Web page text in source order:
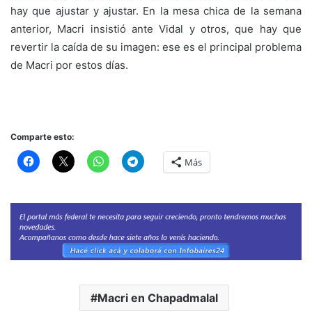
hay que ajustar y ajustar. En la mesa chica de la semana
anterior, Macri insistió ante Vidal y otros, que hay que
revertir la caída de su imagen: ese es el principal problema
de Macri por estos días.
Comparte esto:
Más
Macri en Chapadmalal